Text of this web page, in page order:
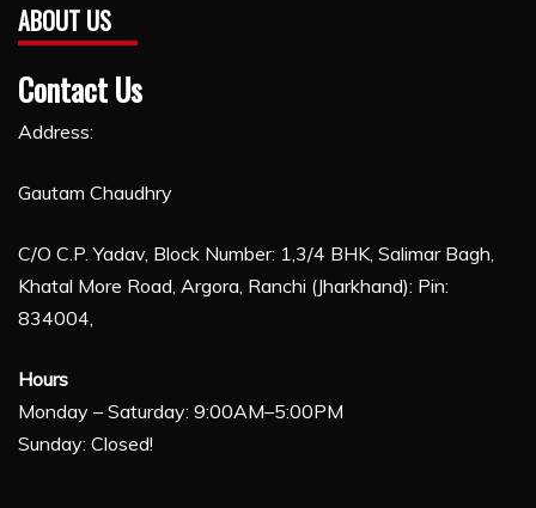
ABOUT US
Contact Us
Address:
Gautam Chaudhry
C/O C.P. Yadav, Block Number: 1,3/4 BHK, Salimar Bagh,
Khatal More Road, Argora, Ranchi (Jharkhand): Pin:
834004,
Hours
Monday – Saturday: 9:00AM–5:00PM
Sunday: Closed!